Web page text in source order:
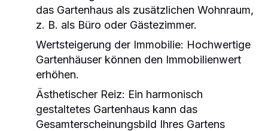
das Gartenhaus als zusätzlichen Wohnraum,
z. B. als Büro oder Gästezimmer.
Wertsteigerung der Immobilie: Hochwertige
Gartenhäuser können den Immobilienwert
erhöhen.
Ästhetischer Reiz: Ein harmonisch
gestaltetes Gartenhaus kann das
Gesamterscheinungsbild Ihres Gartens